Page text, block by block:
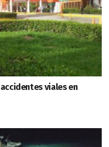
viales en